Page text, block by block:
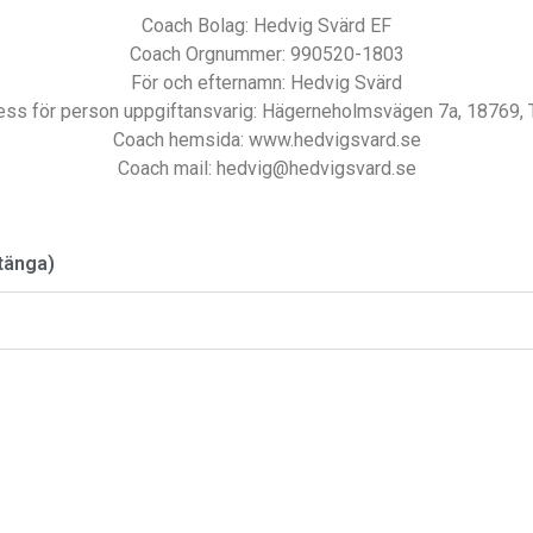
Coach Bolag: Hedvig Svärd EF
Coach Orgnummer: 990520-1803
För och efternamn: Hedvig Svärd
för person uppgiftansvarig: Hägerneholmsvägen 7a, 18769,
Coach hemsida: www.hedvigsvard.se
Coach mail: hedvig@hedvigsvard.se